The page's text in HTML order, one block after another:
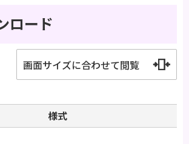
ロード
画面サイズに合わせて閲覧
様式